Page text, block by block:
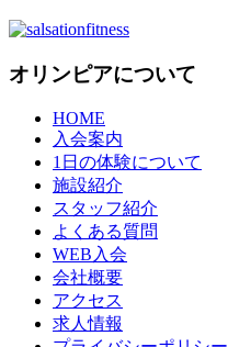
オリンピアについて
HOME
入会案内
1日の体験について
施設紹介
スタッフ紹介
よくある質問
WEB入会
会社概要
アクセス
求人情報